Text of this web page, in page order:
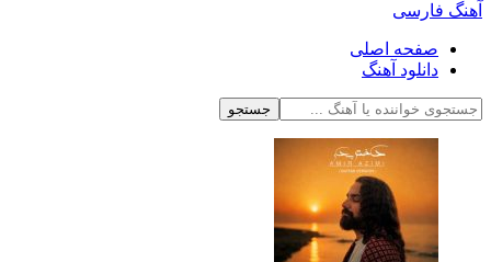
آهنگ فارسی
صفحه اصلی
دانلود آهنگ
جستجو